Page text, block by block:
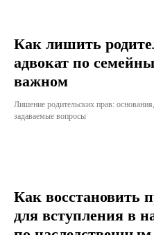
Как лишить
адвокат по
важном
Лишение родительских прав:
задаваемые вопросы
Как восстановить
для вступления в